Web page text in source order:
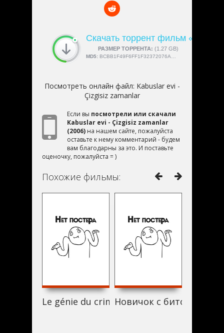
Скачать торрент фильм
РАЗМЕР ТОРРЕНТА: (1.27 GB)
СКАЧАЛИ:4189
MD5: BCBB1F49F6FF1F32372076A08FFB0ACE
Посмотреть онлайн файл: Kabuslar evi -
Çizgisiz zamanlar
Если вы посмотрели или скачали
Kabuslar evi - Çizgisiz zamanlar
(2006) на нашем сайте, пожалуйста
оставьте к нему комментарий - будем
вам благодарны за это. И поставьте
оценочку, пожалуйста = )
Похожие фильмы:
Le génie du crime (2006)Новичок с битой (2006)